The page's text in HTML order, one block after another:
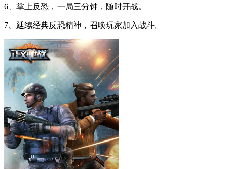
6、掌上反恐，一局三分钟，随时开战。
7、延续经典反恐精神，召唤玩家加入战斗。